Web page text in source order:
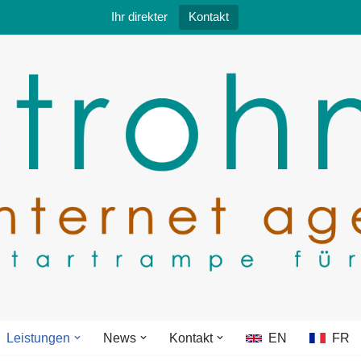
Ihr direkter Kontakt
Leistungen News Kontakt EN FR